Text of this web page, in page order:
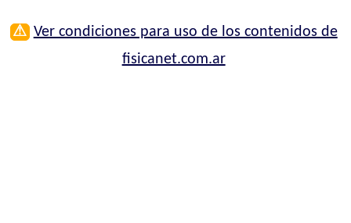
⚠ Ver condiciones para uso de los contenidos de
fisicanet.com.ar